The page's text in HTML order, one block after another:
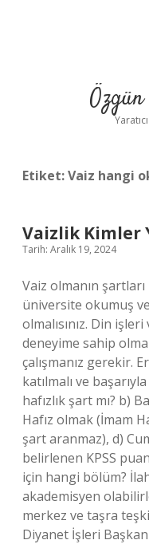
Etiket:Vaiz hangi
Vaizlik Kimler
Tarih: Aralık 19, 2024
Vaiz olmanın
üniversite okumuş
olmalısınız. Din
deneyime sahip
çalışmanız gerekir.
katılmalı ve
hafızlık şart mı? b)
Hafız olmak (İmam
şart aranmaz), d)
belirlenen KPSS
için hangi bölüm?
akademisyen
merkez ve taşra
Diyanet İşleri